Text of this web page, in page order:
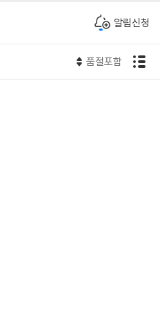
알림신청
품절포함